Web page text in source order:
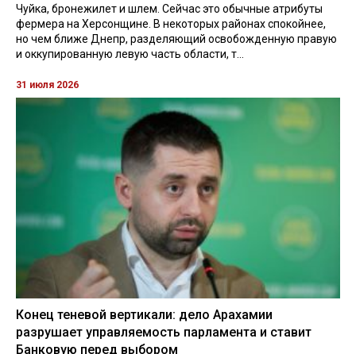
Чуйка, бронежилет и шлем. Сейчас это обычные атрибуты
фермера на Херсонщине. В некоторых районах спокойнее,
но чем ближе Днепр, разделяющий освобожденную правую
и оккупированную левую часть области, т...
31 июля 2026
Конец теневой вертикали: дело Арахамии
разрушает управляемость парламента и ставит
Банковую перед выбором